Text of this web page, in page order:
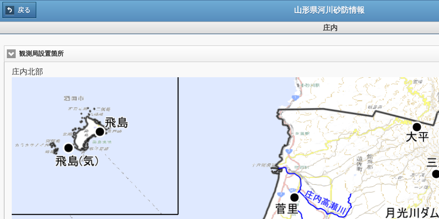
戻る 山形県河川砂防情報
庄内
観測局設置箇所
庄内北部